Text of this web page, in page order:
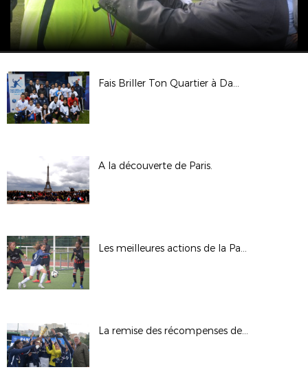
Fais Briller Ton Quartier à Dammarie-les-Lys
A la découverte de Paris.
Les meilleures actions de la Paris Ladies Cup en action.
La remise des récompenses de la Paris Ladies Cup.